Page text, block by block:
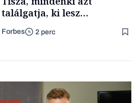
találgatja, ki lesz
szombaton a befutó –
soroljuk az eddig felmerült
Forbes 2 perc